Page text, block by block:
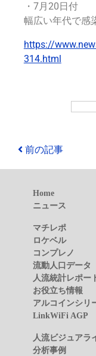
・7月20日付
幅広い年代で感
https://
314.html
前の記事
Home
ニュース
マチレポ
ロケベル
コンプレノ
流動人口データ
人流統計レポー
お役立ち情報
アルコインシリ
LinkWiFi AGP
人流ビジュアラ
分析事例